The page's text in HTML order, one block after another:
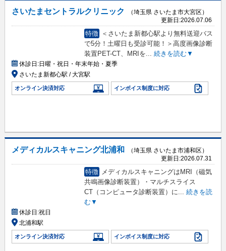
さいたまセントラルクリニック
（埼玉県 さいたま市大宮区）
更新日:2026.07.06
特徴
＜さいたま新都心駅より無料送迎バス
で5分！土曜日も受診可能！＞高度画像診断
装置PET-CT、MRIを... 続きを読む▼
休診日:日曜・祝日・年末年始・夏季
さいたま新都心駅 / 大宮駅
オンライン決済対応 インボイス制度に対応
メディカルスキャニング北浦和
（埼玉県 さいたま市浦和区）
更新日:2026.07.31
特徴
メディカルスキャニングはMRI（磁気
共鳴画像診断装置）・マルチスライス
CT（コンピュータ診断装置）に
続きを読
む▼
休診日:祝日
北浦和駅
オンライン決済対応 インボイス制度に対応